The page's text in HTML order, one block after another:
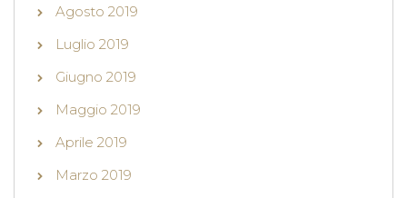
Agosto 2019
Luglio 2019
Giugno 2019
Maggio 2019
Aprile 2019
Marzo 2019